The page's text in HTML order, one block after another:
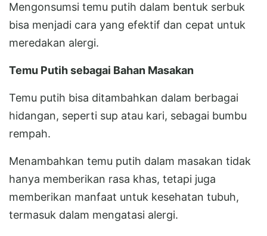
Mengonsumsi temu putih dalam bentuk serbuk
bisa menjadi cara yang efektif dan cepat untuk
meredakan alergi.
Temu Putih sebagai Bahan Masakan
Temu putih bisa ditambahkan dalam berbagai
hidangan, seperti sup atau kari, sebagai bumbu
rempah.
Menambahkan temu putih dalam masakan tidak
hanya memberikan rasa khas, tetapi juga
memberikan manfaat untuk kesehatan tubuh,
termasuk dalam mengatasi alergi.